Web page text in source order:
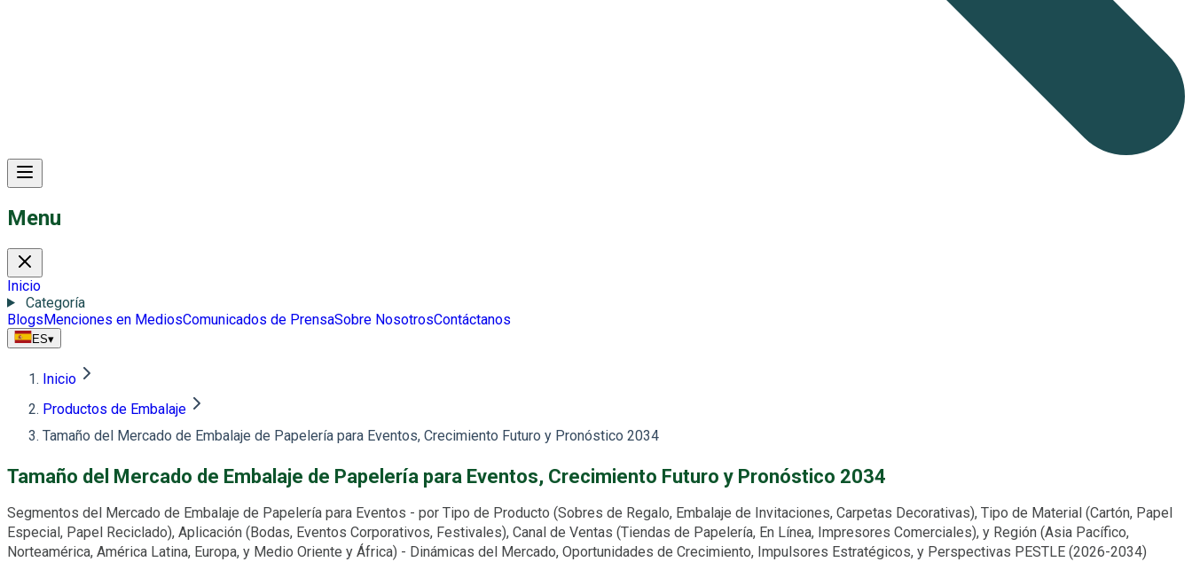
Menu
Inicio
Categoría
BlogsMenciones en MediosComunicados de PrensaSobre NosotrosContáctanos
ES▾
Inicio
Productos de Embalaje
Tamaño del Mercado de Embalaje de Papelería para Eventos, Crecimiento Futuro y Pronóstico 2034
Tamaño del Mercado de Embalaje de Papelería para Eventos, Crecimiento Futuro y Pronóstico 2034
Segmentos del Mercado de Embalaje de Papelería para Eventos - por Tipo de Producto (Sobres de Regalo, Embalaje de Invitaciones, Carpetas Decorativas), Tipo de Material (Cartón, Papel
Especial, Papel Reciclado), Aplicación (Bodas, Eventos Corporativos, Festivales), Canal de Ventas (Tiendas de Papelería, En Línea, Impresores Comerciales), y Región (Asia Pacífico,
Norteamérica, América Latina, Europa, y Medio Oriente y África) - Dinámicas del Mercado, Oportunidades de Crecimiento, Impulsores Estratégicos, y Perspectivas PESTLE (2026-2034)